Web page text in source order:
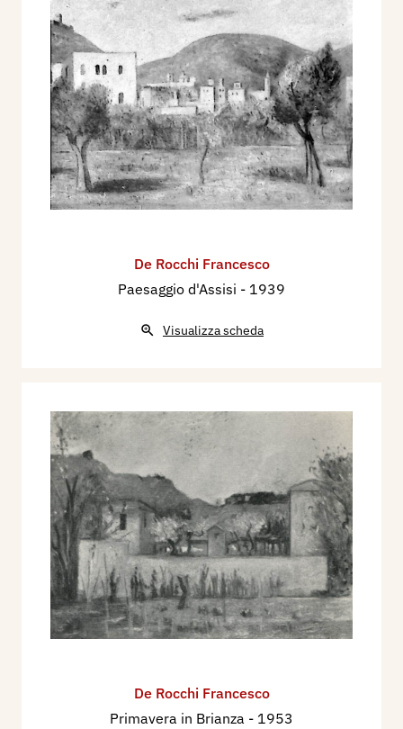
De Rocchi Francesco
Paesaggio d'Assisi - 1939
Visualizza scheda
De Rocchi Francesco
Primavera in Brianza - 1953